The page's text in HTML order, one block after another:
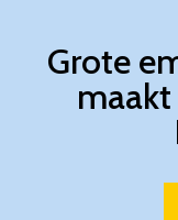
naarGrote